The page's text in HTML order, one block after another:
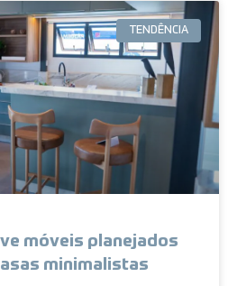
TENDÊNCIA
móveis planejados
minimalistas